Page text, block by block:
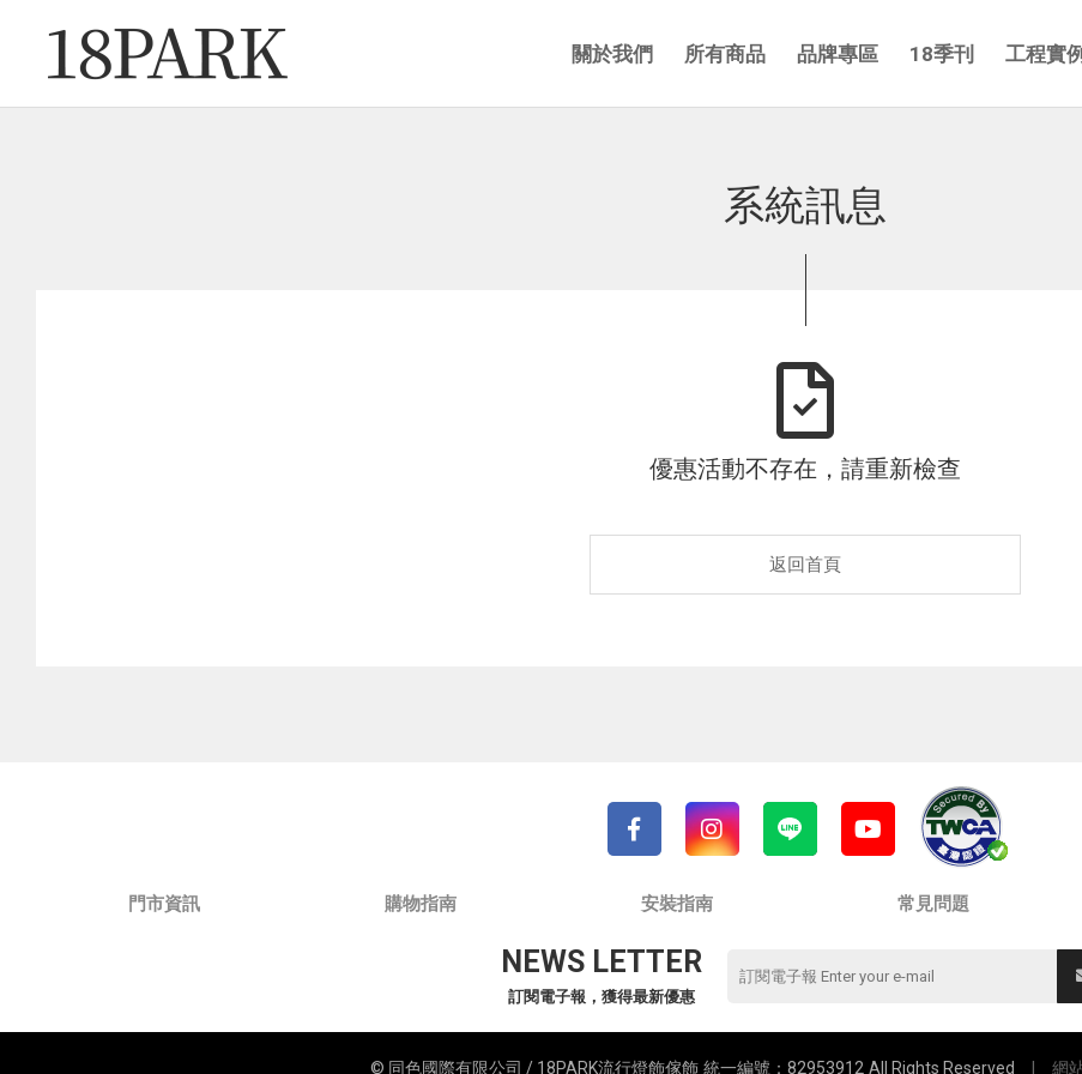
關於我們 所有商品 品牌專區 18季刊 工程實例
系統訊息
優惠活動不存在，請重新檢查
返回首頁
門市資訊 購物指南 安裝指南 常見問題
NEWS LETTER
訂閱電子報，獲得最新優惠
© 同色國際有限公司 / 18PARK流行燈飾傢飾 統一編號：82953912 All Rights Reserved 網